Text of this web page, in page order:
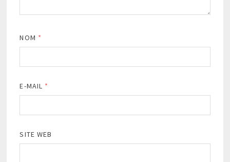
NOM *
E-MAIL *
SITE WEB